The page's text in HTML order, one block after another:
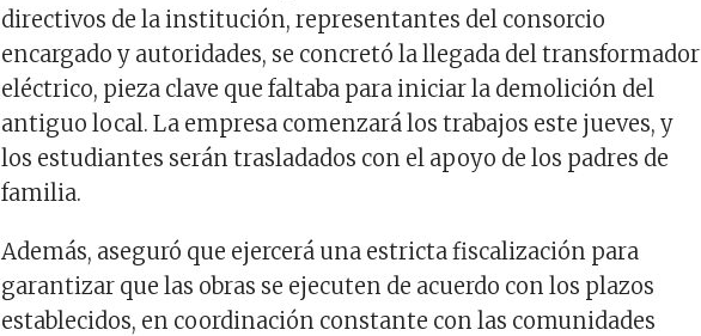
directivos de la institución, representantes del consorcio
encargado y autoridades, se concretó la llegada del transformador
eléctrico, pieza clave que faltaba para iniciar la demolición del
antiguo local. La empresa comenzará los trabajos este jueves, y
los estudiantes serán trasladados con el apoyo de los padres de
familia.
Además, aseguró que ejercerá una estricta fiscalización para
garantizar que las obras se ejecuten de acuerdo con los plazos
establecidos, en coordinación constante con las comunidades